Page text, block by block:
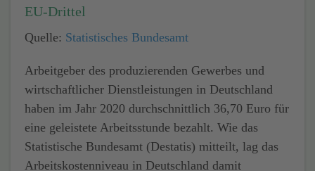
EU-Drittel
Quelle: Statistisches Bundesamt
Arbeitgeber des produzierenden Gewerbes und
wirtschaftlicher Dienstleistungen in Deutschland
haben im Jahr 2020 durchschnittlich 36,70 Euro für
eine geleistete Arbeitsstunde bezahlt. Wie das
Statistische Bundesamt (Destatis) mitteilt, lag das
Arbeitskostenniveau in Deutschland damit